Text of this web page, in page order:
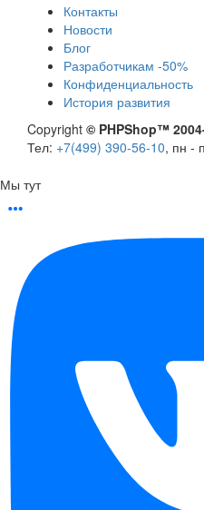
Контакты
Новости
Блог
Разработчикам -50%
Конфиденциальность
История развития
Copyright © PHPShop™
Тел: +7(499) 390-56-10, пн -
Мы тут